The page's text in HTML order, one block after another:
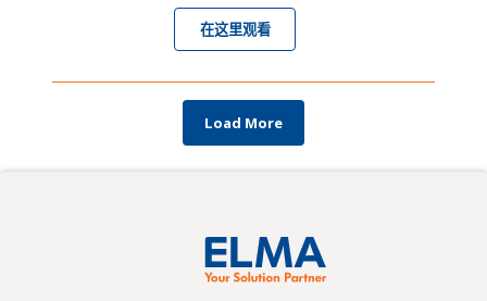
在这里观看
Load More